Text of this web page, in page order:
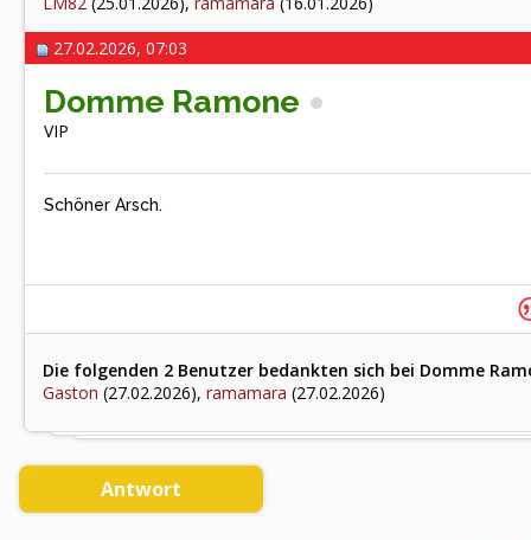
27.02.2026, 07:03
Domme Ramone
VIP
Schöner Arsch.
Die folgenden 2 Benutzer bedankten sich bei Domme
Gaston (27.02.2026), ramamara (27.02.2026)
Antwort